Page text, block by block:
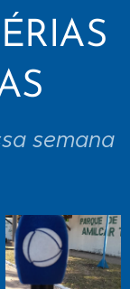
semana